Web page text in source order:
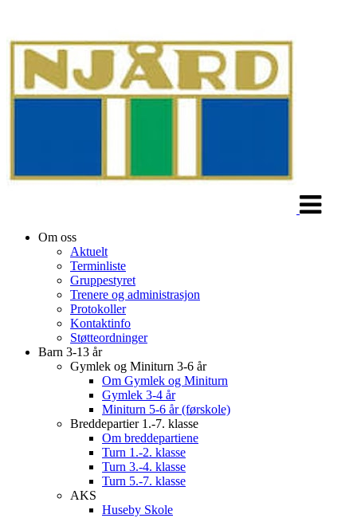
Om oss
Aktuelt
Terminliste
Gruppestyret
Trenere og administrasjon
Protokoller
Kontaktinfo
Støtteordninger
Barn 3-13 år
Gymlek og Miniturn 3-6 år
Om Gymlek og Miniturn
Gymlek 3-4 år
Miniturn 5-6 år (førskole)
Breddepartier 1.-7. klasse
Om breddepartiene
Turn 1.-2. klasse
Turn 3.-4. klasse
Turn 5.-7. klasse
AKS
Huseby Skole